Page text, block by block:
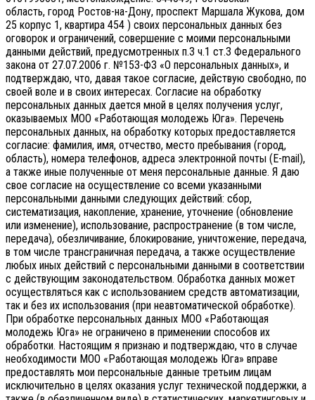
область, город Ростов-на-Дону, проспект Маршала Жукова, дом
25 корпус 1, квартира 454 ) своих персональных данных без
оговорок и ограничений, совершение с моими персональными
данными действий, предусмотренных п.3 ч.1 ст.3 Федерального
закона от 27.07.2006 г. №153-ФЗ «О персональных данных», и
подтверждаю, что, давая такое согласие, действую свободно, по
своей воле и в своих интересах. Согласие на обработку
персональных данных дается мной в целях получения услуг,
оказываемых МОО «Работающая молодежь Юга». Перечень
персональных данных, на обработку которых предоставляется
согласие: фамилия, имя, отчество, место пребывания (город,
область), номера телефонов, адреса электронной почты (E-mail),
а также иные полученные от меня персональные данные. Я даю
свое согласие на осуществление со всеми указанными
персональными данными следующих действий: сбор,
систематизация, накопление, хранение, уточнение (обновление
или изменение), использование, распространение (в том числе,
передача), обезличивание, блокирование, уничтожение, передача,
в том числе трансграничная передача, а также осуществление
любых иных действий с персональными данными в соответствии
с действующим законодательством. Обработка данных может
осуществляться как с использованием средств автоматизации,
так и без их использования (при неавтоматической обработке).
При обработке персональных данных МОО «Работающая
молодежь Юга» не ограничено в применении способов их
обработки. Настоящим я признаю и подтверждаю, что в случае
необходимости МОО «Работающая молодежь Юга» вправе
предоставлять мои персональные данные третьим лицам
исключительно в целях оказания услуг технической поддержки, а